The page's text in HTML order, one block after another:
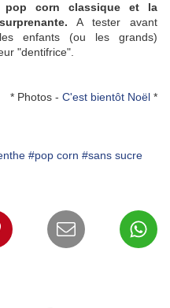
pop corn classique et la
A tester avant
enfants (ou les grands)
"dentifrice".
* Photos - C'est bientôt Noël *
#pop corn #sans sucre